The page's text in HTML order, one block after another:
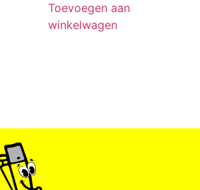
Toevoegen aan
winkelwagen